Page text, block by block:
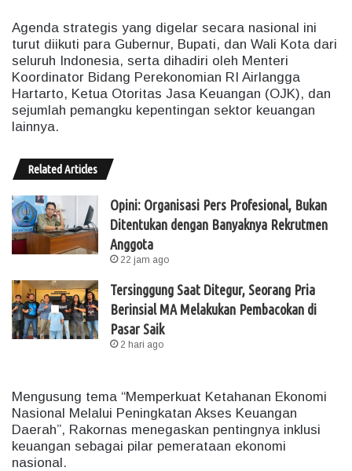
Agenda strategis yang digelar secara nasional ini
turut diikuti para Gubernur, Bupati, dan Wali Kota dari
seluruh Indonesia, serta dihadiri oleh Menteri
Koordinator Bidang Perekonomian RI Airlangga
Hartarto, Ketua Otoritas Jasa Keuangan (OJK), dan
sejumlah pemangku kepentingan sektor keuangan
lainnya.
Related Articles
Opini: Organisasi Pers Profesional, Bukan
Ditentukan dengan Banyaknya Rekrutmen
Anggota
22 jam ago
Tersinggung Saat Ditegur, Seorang Pria
Berinsial MA Melakukan Pembacokan di
Pasar Saik
2 hari ago
Mengusung tema “Memperkuat Ketahanan Ekonomi
Nasional Melalui Peningkatan Akses Keuangan
Daerah”, Rakornas menegaskan pentingnya inklusi
keuangan sebagai pilar pemerataan ekonomi
nasional.